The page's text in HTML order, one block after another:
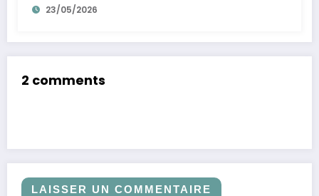
23/05/2026
2 comments
LAISSER UN COMMENTAIRE